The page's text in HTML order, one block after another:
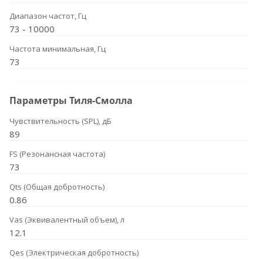
Диапазон частот, Гц
73 - 10000
Частота минимальная, Гц
73
Параметры Тиля-Смолла
Чувствительность (SPL), дБ
89
FS (Резонансная частота)
73
Qts (Общая добротность)
0.86
Vas (Эквивалентный объем), л
12.1
Qes (Электрическая добротность)